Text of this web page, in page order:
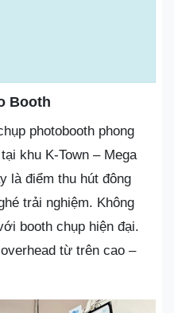
Booth
photobooth phong
khu K-Town – Mega
là điểm thu hút đông
trải nghiệm. Không
booth chụp hiện đại.
từ trên cao –